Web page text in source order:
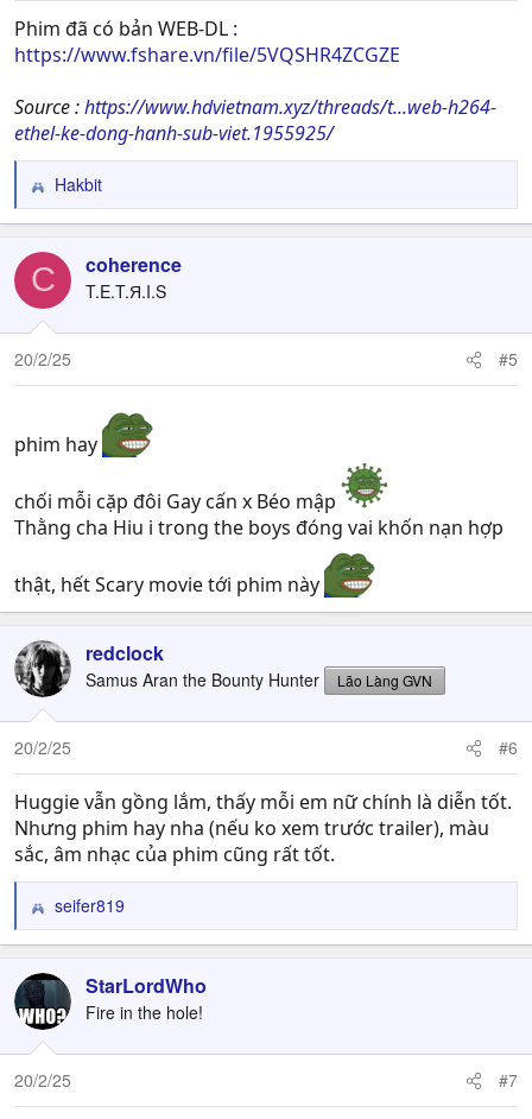
Phim đã có bản WEB-DL :
https://www.fshare.vn/file/5VQSHR4ZCGZE
Source :https://www.hdvietnam.xyz/threads/t...web-h264-
ethel-ke-dong-hanh-sub-viet.1955925/
R
e
c
i
o
n
s
Hakbit
C coherence
T.E.T.Я.I.S
20/2/25 #5
phim hay
chối mỗi cặp đôi Gay cấn x Béo mập
Thằng cha Hiu i trong the boys đóng vai khốn nạn hợp
thật, hết Scary movie tới phim này
redclock
Samus Aran the Bounty Hunter Lão Làng GVN
20/2/25 #6
Huggie vẫn gồng lắm, thấy mỗi em nữ chính là diễn tốt.
Nhưng phim hay nha (nếu ko xem trước trailer), màu
sắc, âm nhạc của phim cũng rất tốt.
R
e
c
t
i
o
n
s
seifer819
StarLordWho
Fire in the hole!
20/2/25 #7